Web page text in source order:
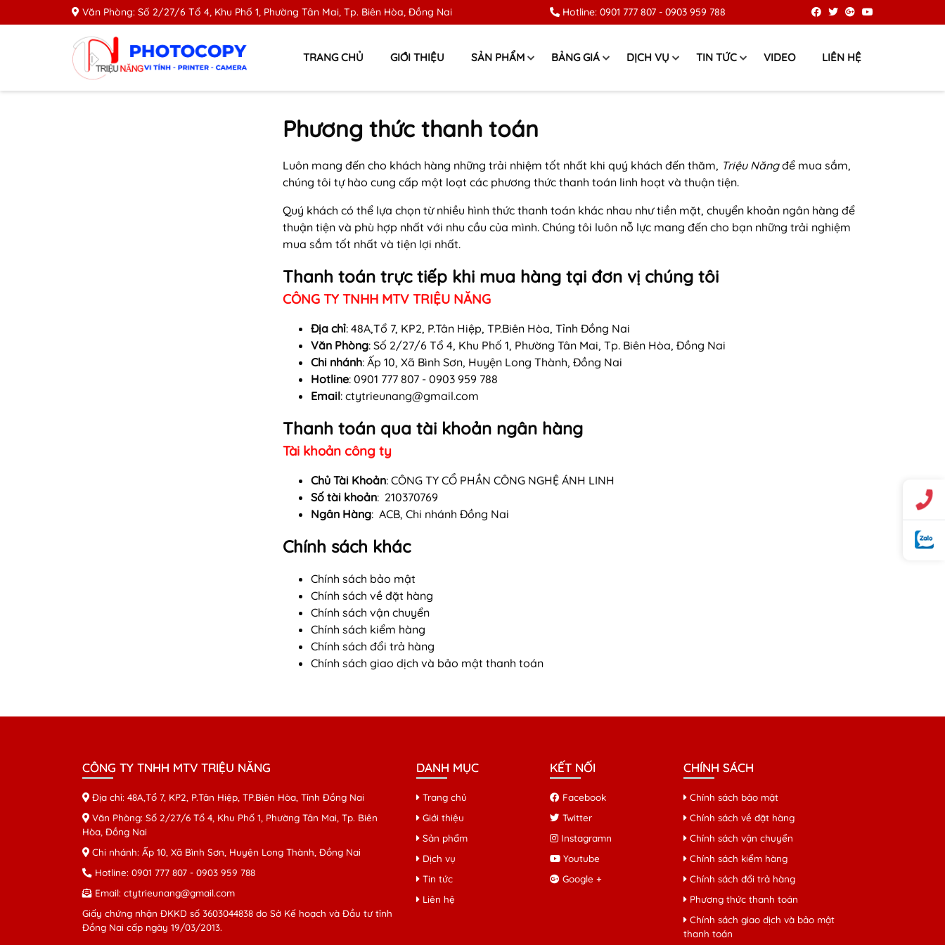
Văn Phòng: Số 2/27/6 Tổ 4, Khu Phố 1, Phường Tân Mai, Tp. Biên Hòa, Đồng Nai Hotline: 0901 777 807- 0903 959 788
TRANG CHỦ GIỚI THIỆU SẢN PHẨM BẢNG GIÁ DỊCH VỤ TIN TỨC VIDEO LIÊN HỆ
Phương thức thanh toán
Luôn mang đến cho khách hàng những trải nhiệm tốt nhất khi quý khách đến thăm, Triệu Năngđể mua sắm,
chúng tôi tự hào cung cấp một loạt các phương thức thanh toán linh hoạt và thuận tiện.
Quý khách có thể lựa chọn từ nhiều hình thức thanh toán khác nhau như tiền mặt, chuyển khoản ngân hàng để
thuận tiện và phù hợp nhất với nhu cầu của mình. Chúng tôi luôn nỗ lực mang đến cho bạn những trải nghiệm
mua sắm tốt nhất và tiện lợi nhất.
Thanh toán trực tiếp khi mua hàng tại đơn vị chúng tôi
CÔNG TY TNHH MTV TRIỆU NĂNG
Địa chỉ: 48A,Tổ 7, KP2, P.Tân Hiệp, TP.Biên Hòa, Tỉnh Đồng Nai
Văn Phòng: Số 2/27/6 Tổ 4, Khu Phố 1, Phường Tân Mai, Tp. Biên Hòa, Đồng Nai
Chi nhánh: Ấp 10, Xã Bình Sơn, Huyện Long Thành, Đồng Nai
Hotline: 0901 777 807 - 0903 959 788
Email: ctytrieunang@gmail.com
Thanh toán qua tài khoản ngân hàng
Tài khoản công ty
Chủ Tài Khoản: CÔNG TY CỔ PHẦN CÔNG NGHỆ ÁNH LINH
Số tài khoản: 210370769
Ngân Hàng: ACB, Chi nhánh Đồng Nai
Chính sách khác
Chính sách bảo mật
Chính sách về đặt hàng
Chính sách vận chuyển
Chính sách kiểm hàng
Chính sách đổi trả hàng
Chính sách giao dịch và bảo mật thanh toán
CÔNG TY TNHH MTV TRIỆU NĂNG
Địa chỉ: 48A,Tổ 7, KP2, P.Tân Hiệp, TP.Biên Hòa, Tỉnh Đồng Nai
Văn Phòng: Số 2/27/6 Tổ 4, Khu Phố 1, Phường Tân Mai, Tp. Biên
Hòa, Đồng Nai
Chi nhánh: Ấp 10, Xã Bình Sơn, Huyện Long Thành, Đồng Nai
Hotline: 0901 777 807 - 0903 959 788
Email: ctytrieunang@gmail.com
Giấy chứng nhận ĐKKD số 3603044838 do Sở Kế hoạch và Đầu tư tỉnh
Đồng Nai cấp ngày 19/03/2013.
DANH MỤC
Trang chủ
Giới thiệu
Sản phẩm
Dịch vụ
Tin tức
Liên hệ
KẾT NỐI
Facebook
Twitter
Instagramn
Youtube
Google +
CHÍNH SÁCH
Chính sách bảo mật
Chính sách về đặt hàng
Chính sách vận chuyển
Chính sách kiểm hàng
Chính sách đổi trả hàng
Phương thức thanh toán
Chính sách giao dịch và bảo mật
thanh toán